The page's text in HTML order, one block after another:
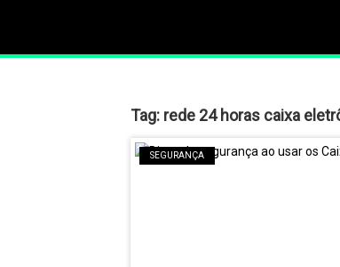
Tag: rede 24 horas caixa
SEGURANÇA